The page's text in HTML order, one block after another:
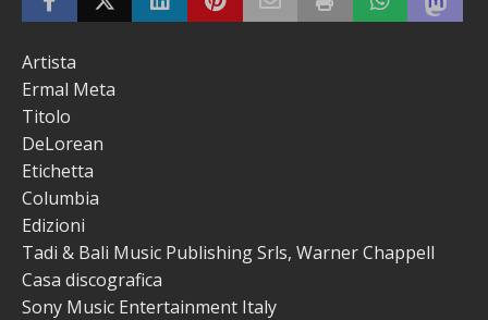
Artista
Ermal Meta
Titolo
DeLorean
Etichetta
Columbia
Edizioni
Tadi & Bali Music Publishing Srls, Warner Chappell
Casa discografica
Sony Music Entertainment Italy